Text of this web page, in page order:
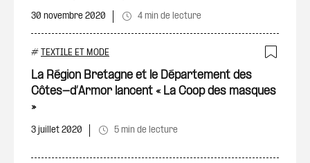
30 novembre 2020 4 min de lecture
# TEXTILE ET MODE
La Région Bretagne et le Département des
Côtes-d’Armor lancent « La Coop des masques
»
3 juillet 2020 5 min de lecture